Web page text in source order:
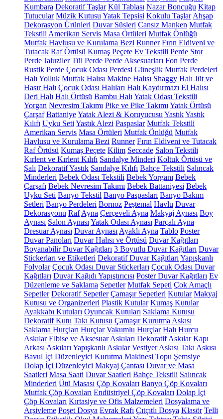
Kumbara Dekoratif Taşlar Kül Tablası Nazar Boncuğu Kitap
Tutucular Müzik Kutusu Yatak Tepsisi Kokulu Taşlar Ahşap
Dekorasyon Ürünleri Duvar Süsleri Cansız Manken Mutfak
Tekstili Amerikan Servis Masa Örtüleri Mutfak Önlüğü
Mutfak Havlusu ve Kurulama Bezi Runner Fırın Eldiveni ve
Tutacak Raf Örtüsü Kumaş Peçete Ev Tekstili Perde Stor
Perde Jaluziler Tül Perde Perde Aksesuarları Fon Perde
Rustik Perde Çocuk Odası Perdesi Güneşlik Mutfak Perdeleri
Halı Yolluk Mutfak Halısı Makine Halısı Shaggy Halı Jüt ve
Hasır Halı Çocuk Odası Halıları Halı Kaydırmazı El Halısı
Deri Halı Halı Örtüsü Bambu Halı Yatak Odası Tekstili
Yorgan Nevresim Takımı Pike ve Pike Takımı Yatak Örtüsü
Çarşaf BattaniyeYatak Alezi & Koruyucusu YastıkYastık
Kılıfı Uyku Seti Yastık Alezi Paspaslar Mutfak Tekstili
Amerikan Servis Masa Örtüleri Mutfak Önlüğü Mutfak
Havlusu ve Kurulama Bezi Runner Fırın Eldiveni ve Tutacak
Raf Örtüsü Kumaş Peçete Kilim Seccade Salon Tekstili
Kırlent ve Kırlent Kılıfı Sandalye Minderi Koltuk Örtüsü ve
Şalı Dekoratif Yastık Sandalye Kılıfı Bahçe Tekstili Salıncak
Minderleri Bebek Odası Tekstili Bebek Yorganı Bebek
Çarşafı Bebek Nevresim Takımı Bebek Battaniyesi Bebek
Uyku Seti Banyo Tekstil Banyo Paspasları Banyo Bakım
Setleri Banyo Perdeleri Bornoz Peştemal Havlu Duvar
Dekorasyonu Raf Ayna Çerçeveli Ayna Makyaj Aynası Boy
Aynası Salon Aynası Yatak Odası Aynası Parçalı Ayna
Dresuar Aynası Duvar Aynası Ayaklı Ayna Tablo Poster
Duvar Panoları Duvar Halısı ve Örtüsü Duvar Kağıtları
Boyanabilir Duvar Kağıtları 3 Boyutlu Duvar Kağıtları Duvar
Stickerları ve Etiketleri Dekoratif Duvar Kağıtları Yapışkanlı
Folyolar Çocuk Odası Duvar Stickerları Çocuk Odası Duvar
Kağıtları Duvar Kağıdı Yapıştırıcısı Poster Duvar Kağıtları Ev
Düzenleme ve Saklama Sepetler Mutfak Sepeti Çok Amaçlı
Sepetler Dekoratif Sepetler Çamaşır Sepetleri Kutular Makyaj
Kutusu ve Organizerleri Plastik Kutular Kumaş Kutular
Ayakkabı Kutuları Oyuncak Kutuları Saklama Kutusu
Dekoratif Kutu Takı Kutusu Çamaşır Kurutma Askısı
Saklama Hurçları Hurçlar Vakumlu Hurçlar Halı Hurcu
Askılar Elbise ve Aksesuar Askıları Dekoratif Askılar Kapı
Arkası Askıları Yapışkanlı Askılar Vestiyer Askısı Takı Askısı
Bavul İçi Düzenleyici Kurutma Makinesi Topu Şemsiye
Dolap İçi Düzenleyici Makyaj Çantası Duvar ve Masa
Saatleri Masa Saati Duvar Saatleri Bahçe Tekstili Salıncak
Minderleri Ütü Masası Çöp Kovaları Banyo Çöp Kovaları
Mutfak Çöp Kovaları Endüstriyel Çöp Kovaları Dolap İçi
Çöp Kovaları Kırtasiye ve Ofis Malzemeleri Dosyalama ve
Arşivleme Poşet Dosya Evrak Rafı Çıtçıtlı Dosya Klasör Telli